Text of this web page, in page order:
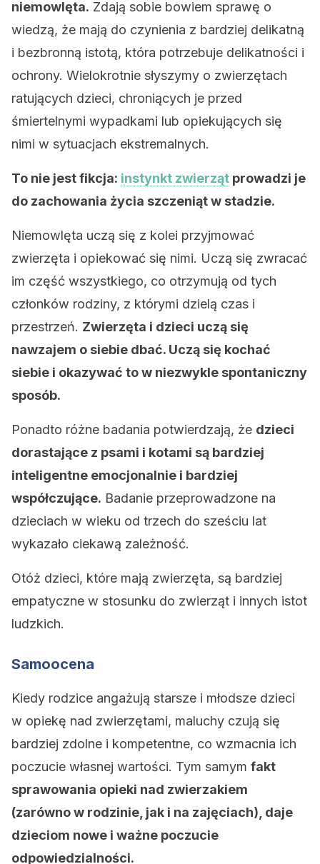
niemowlęta. Zdają sobie bowiem sprawę o
wiedzą, że mają do czynienia z bardziej delikatną
i bezbronną istotą, która potrzebuje delikatności i
ochrony. Wielokrotnie słyszymy o zwierzętach
ratujących dzieci, chroniących je przed
śmiertelnymi wypadkami lub opiekujących się
nimi w sytuacjach ekstremalnych.
To nie jest fikcja: instynkt zwierząt prowadzi je
do zachowania życia szczeniąt w stadzie.
Niemowlęta uczą się z kolei przyjmować
zwierzęta i opiekować się nimi. Uczą się zwracać
im część wszystkiego, co otrzymują od tych
członków rodziny, z którymi dzielą czas i
przestrzeń. Zwierzęta i dzieci uczą się
nawzajem o siebie dbać. Uczą się kochać
siebie i okazywać to w niezwykle spontaniczny
sposób.
Ponadto różne badania potwierdzają, że dzieci
dorastające z psami i kotami są bardziej
inteligentne emocjonalnie i bardziej
współczujące. Badanie przeprowadzone na
dzieciach w wieku od trzech do sześciu lat
wykazało ciekawą zależność.
Otóż dzieci, które mają zwierzęta, są bardziej
empatyczne w stosunku do zwierząt i innych istot
ludzkich.
Samoocena
Kiedy rodzice angażują starsze i młodsze dzieci
w opiekę nad zwierzętami, maluchy czują się
bardziej zdolne i kompetentne, co wzmacnia ich
poczucie własnej wartości. Tym samym fakt
sprawowania opieki nad zwierzakiem
(zarówno w rodzinie, jak i na zajęciach), daje
dzieciom nowe i ważne poczucie
odpowiedzialności.